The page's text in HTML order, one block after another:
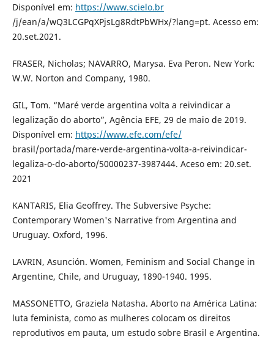
Disponível em: https://www.scielo.br
/j/ean/a/wQ3LCGPqXPjsLg8RdtPbWHx/?lang=pt. Acesso em:
20.set.2021.
FRASER, Nicholas; NAVARRO, Marysa. Eva Peron. New York:
W.W. Norton and Company, 1980.
GIL, Tom. “Maré verde argentina volta a reivindicar a
legalização do aborto”, Agência EFE, 29 de maio de 2019.
Disponível em: https://www.efe.com/efe/
brasil/portada/mare-verde-argentina-volta-a-reivindicar-
legaliza-o-do-aborto/50000237-3987444. Aceso em: 20.set.
2021
KANTARIS, Elia Geoffrey. The Subversive Psyche:
Contemporary Women's Narrative from Argentina and
Uruguay. Oxford, 1996.
LAVRIN, Asunción. Women, Feminism and Social Change in
Argentine, Chile, and Uruguay, 1890-1940. 1995.
MASSONETTO, Graziela Natasha. Aborto na América Latina:
luta feminista, como as mulheres colocam os direitos
reprodutivos em pauta, um estudo sobre Brasil e Argentina.